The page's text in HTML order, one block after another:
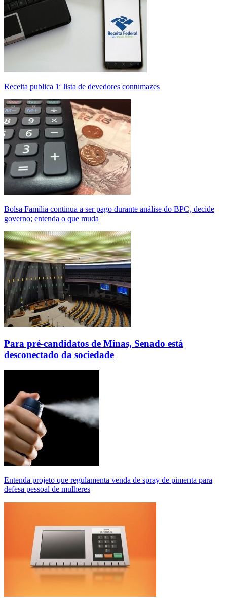
Receita publica 1ª lista de devedores contumazes
Bolsa Família continua a ser pago durante análise do BPC, decide
governo; entenda o que muda
Para pré-candidatos de Minas, Senado está
desconectado da sociedade
Entenda projeto que regulamenta venda de spray de pimenta para
defesa pessoal de mulheres